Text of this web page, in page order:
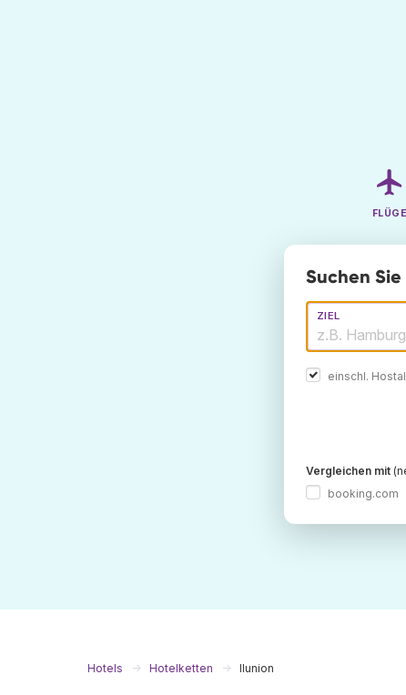
FLÜGE
Suchen
ZIEL
einschl.
Vergleichen mit
booking.com
Hotels Hotelketten Ilunion